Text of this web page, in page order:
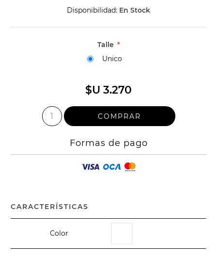
Disponibilidad: En Stock
Talle *
Unico
$U 3.270
Formas de pago
CARACTERÍSTICAS
Color